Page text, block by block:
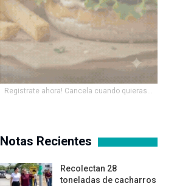
Registrate ahora! Cancela cuando quieras...
Notas Recientes
Recolectan 28
toneladas de cacharros